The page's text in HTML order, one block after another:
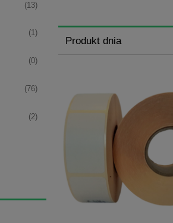
(13)
(1)
(0)
(76)
(2)
Produkt dnia